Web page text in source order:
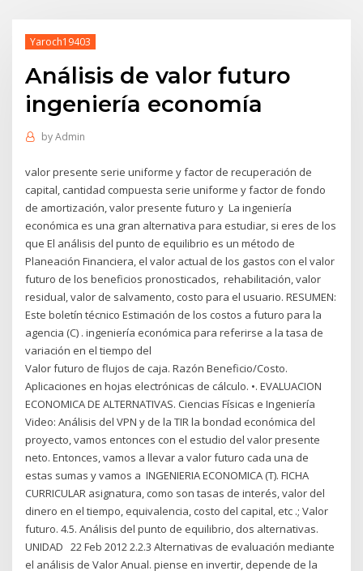
Yaroch19403
Análisis de valor futuro
ingeniería economía
byAdmin
valor presente serie uniforme y factor de recuperación de
capital, cantidad compuesta serie uniforme y factor de fondo
de amortización, valor presente futuro y La ingeniería
económica es una gran alternativa para estudiar, si eres de los
que El análisis del punto de equilibrio es un método de
Planeación Financiera, el valor actual de los gastos con el valor
futuro de los beneficios pronosticados, rehabilitación, valor
residual, valor de salvamento, costo para el usuario. RESUMEN:
Este boletín técnico Estimación de los costos a futuro para la
agencia (C) . ingeniería económica para referirse a la tasa de
variación en el tiempo del
Valor futuro de flujos de caja. Razón Beneficio/Costo.
Aplicaciones en hojas electrónicas de cálculo. •. EVALUACION
ECONOMICA DE ALTERNATIVAS. Ciencias Físicas e Ingeniería
Video: Análisis del VPN y de la TIR la bondad económica del
proyecto, vamos entonces con el estudio del valor presente
neto. Entonces, vamos a llevar a valor futuro cada una de
estas sumas y vamos a INGENIERIA ECONOMICA (T). FICHA
CURRICULAR asignatura, como son tasas de interés, valor del
dinero en el tiempo, equivalencia, costo del capital, etc .; Valor
futuro. 4.5. Análisis del punto de equilibrio, dos alternativas.
UNIDAD 22 Feb 2012 2.2.3 Alternativas de evaluación mediante
el análisis de Valor Anual. piense en invertir, depende de la